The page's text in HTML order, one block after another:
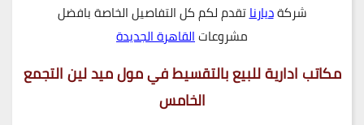
شركةديارناتقدم لكم كل التفاصيل الخاصة بافضل
مشروعاتالقاهرة الجديدة
مكاتب ادارية للبيع بالتقسيط في مول ميد لين التجمع
الخامس